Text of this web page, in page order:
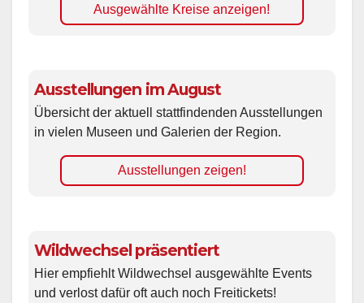
Ausgewählte Kreise anzeigen!
Ausstellungen im August
Übersicht der aktuell stattfindenden Ausstellungen
in vielen Museen und Galerien der Region.
Ausstellungen zeigen!
Wildwechsel präsentiert
Hier empfiehlt Wildwechsel ausgewählte Events
und verlost dafür oft auch noch Freitickets!